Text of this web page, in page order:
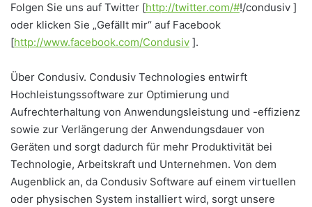
Folgen Sie uns auf Twitter [http://twitter.com/#!/condusiv ]
oder klicken Sie „Gefällt mir“ auf Facebook
[http://www.facebook.com/Condusiv ].
Über Condusiv. Condusiv Technologies entwirft
Hochleistungssoftware zur Optimierung und
Aufrechterhaltung von Anwendungsleistung und -effizienz
sowie zur Verlängerung der Anwendungsdauer von
Geräten und sorgt dadurch für mehr Produktivität bei
Technologie, Arbeitskraft und Unternehmen. Von dem
Augenblick an, da Condusiv Software auf einem virtuellen
oder physischen System installiert wird, sorgt unsere